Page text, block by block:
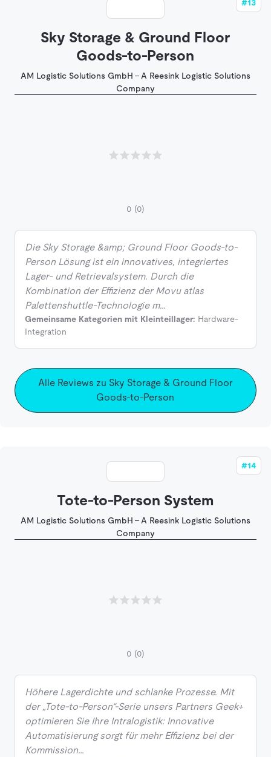
#13
Sky Storage & Ground Floor
Goods-to-Person
AM Logistic Solutions GmbH - A Reesink Logistic Solutions
Company
0 (0)
Die Sky Storage &amp; Ground Floor Goods-to-
Person Lösung ist ein innovatives, integriertes
Lager- und Retrievalsystem. Durch die
Kombination der Effizienz der Movu atlas
Palettenshuttle-Technologie m…
Gemeinsame Kategorien mit Kleinteillager: Hardware-
Integration
Alle Reviews zu Sky Storage & Ground Floor
Goods-to-Person
#14
Tote-to-Person System
AM Logistic Solutions GmbH - A Reesink Logistic Solutions
Company
0 (0)
Höhere Lagerdichte und schlanke Prozesse. Mit
der „Tote-to-Person“-Serie unsers Partners Geek+
optimieren Sie Ihre Intralogistik: Innovative
Automatisierung sorgt für mehr Effizienz bei der
Kommission…